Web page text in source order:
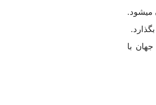
میشود.
300 میلیون نفر در سراسر جهان با